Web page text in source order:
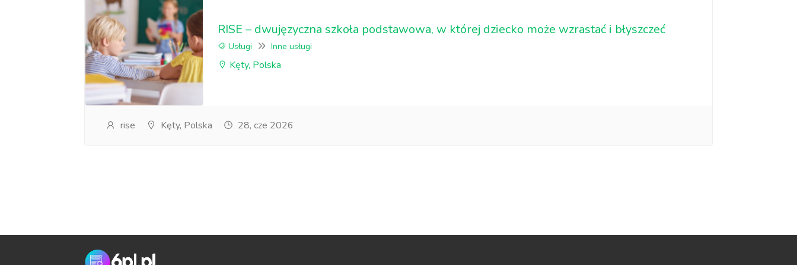
RISE – dwujęzyczna szkoła podstawowa, w której dziecko może wzrastać i błyszczeć
Usługi Inne usługi
Kęty, Polska
rise Kęty, Polska 28, cze 2026